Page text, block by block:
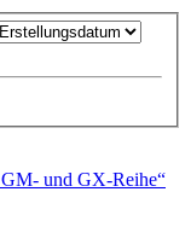
und GX-Reihe“